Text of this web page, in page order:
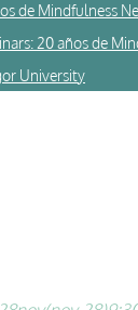
de Mindfulness
20 años de
University